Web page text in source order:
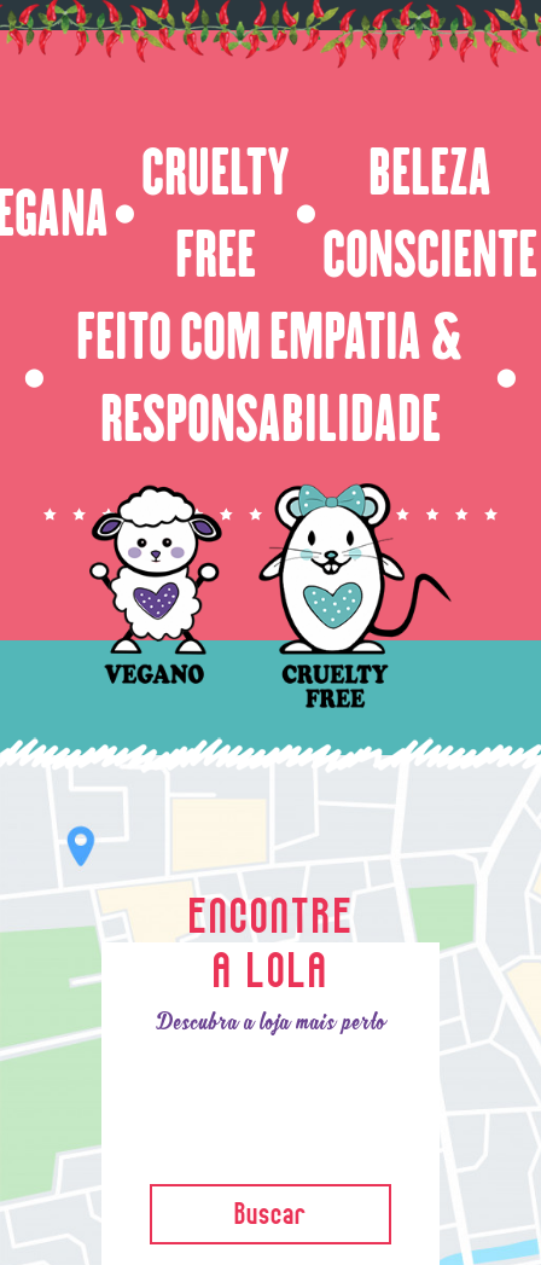
⬤
CRUELTY
FREE
⬤
BELEZA
CONSCIENTE
⬤
FEITO COM EMPATIA &
RESPONSABILIDADE
⬤
ENCONTRE
A LOLA
Descubra a loja mais perto
Buscar